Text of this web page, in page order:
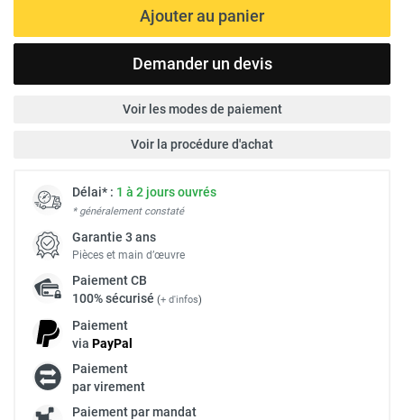
Ajouter au panier
Demander un devis
Voir les modes de paiement
Voir la procédure d'achat
Délai* : 1 à 2 jours ouvrés
* généralement constaté
Garantie 3 ans
Pièces et main d’œuvre
PaiementCB
100% sécurisé (+ d'infos)
Paiement
via PayPal
Paiement
par virement
Paiement par mandat